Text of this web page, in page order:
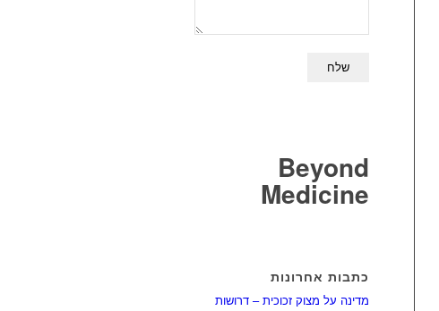
Beyond
Medicine
כתבות אחרונות
מדינה על מצוק זכוכית – דרושות